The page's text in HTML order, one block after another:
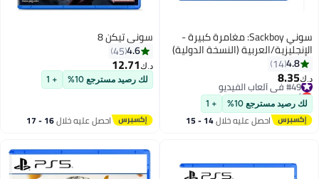
سوني Sackboy: مغامرة كبيرة -
الإنجليزية/العربية (النسخة الدولية)
4.8
14
د.ك‏8.35
#49 في ألعاب الفيديو
أقل سعر في 30 يوم
#49 في ألعاب الفيديو
لك رصيد مسترجع 10% + 1
احصل عليه خلال 14 - 15
سوني تيكن 8
4.6
45
د.ك‏12.71
لك رصيد مسترجع 10% + 1
احصل عليه خلال 16 - 17